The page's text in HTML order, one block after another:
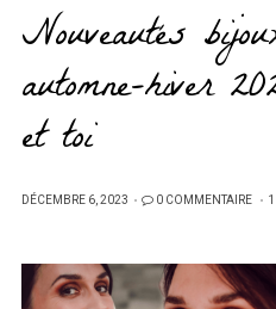
Nouveautés
automne-hiver
et toi
PUBLIÉ
DÉCEMBRE 6, 2023 0 COMMENTAIRE